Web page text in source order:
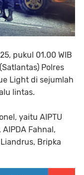
pukul 01.00 WIB
Polres
Light di sejumlah
lintas.
yaitu AIPTU
Fahnal,
Bripka